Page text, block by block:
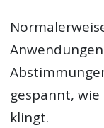
gespannt,
klingt.